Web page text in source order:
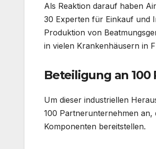
Als Reaktion darauf haben
30 Experten für Einkauf und
Produktion von
in vielen Krankenhäusern in
Beteiligung an
Um dieser industriellen
100 Partnerunternehmen an,
Komponenten bereitstellen.